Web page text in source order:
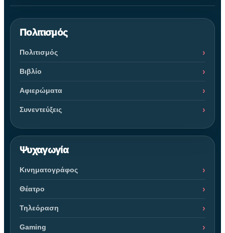
Πολιτισμός
Πολιτισμός
Βιβλίο
Αφιερώματα
Συνεντεύξεις
Ψυχαγωγία
Κινηματογράφος
Θέατρο
Τηλεόραση
Gaming